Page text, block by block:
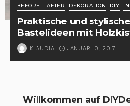
BEFORE - AFTER DEKORATION DIY
Praktische und
Bastelideen mit
KLAUDIA JANUAR 10, 2017
Willkommen auf